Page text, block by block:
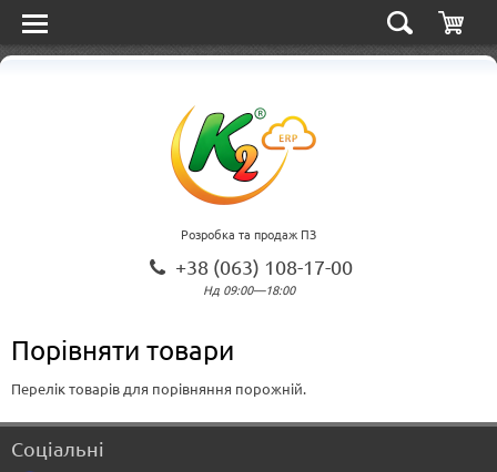
Розробка та продаж ПЗ
+38 (063) 108-17-00
Нд 09:00—18:00
Порівняти товари
Перелік товарів для порівняння порожній.
Соціальні